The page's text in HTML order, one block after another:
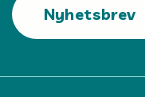
Nyhetsbrev